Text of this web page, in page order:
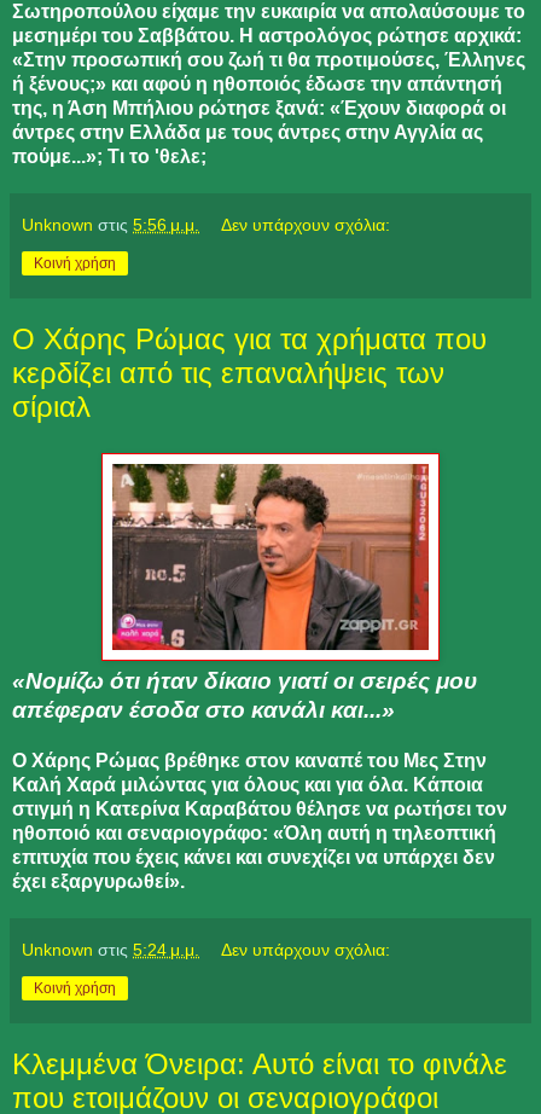
Σωτηροπούλου είχαμε την ευκαιρία να απολαύσουμε το
μεσημέρι του Σαββάτου. Η αστρολόγος ρώτησε αρχικά:
«Στην προσωπική σου ζωή τι θα προτιμούσες, Έλληνες
ή ξένους;» και αφού η ηθοποιός έδωσε την απάντησή
της, η Άση Μπήλιου ρώτησε ξανά: «Έχουν διαφορά οι
άντρες στην Ελλάδα με τους άντρες στην Αγγλία ας
πούμε...»; Τι το 'θελε;
Unknown στις 5:56 μ.μ. Δεν υπάρχουν σχόλια:
Κοινή χρήση
Ο Χάρης Ρώμας για τα χρήματα που
κερδίζει από τις επαναλήψεις των
σίριαλ
«Νομίζω ότι ήταν δίκαιο γιατί οι σειρές μου
απέφεραν έσοδα στο κανάλι και...»
Ο Χάρης Ρώμας βρέθηκε στον καναπέ του Μες Στην
Καλή Χαρά μιλώντας για όλους και για όλα. Κάποια
στιγμή η Κατερίνα Καραβάτου θέλησε να ρωτήσει τον
ηθοποιό και σεναριογράφο: «Όλη αυτή η τηλεοπτική
επιτυχία που έχεις κάνει και συνεχίζει να υπάρχει δεν
έχει εξαργυρωθεί».
Unknown στις 5:24 μ.μ. Δεν υπάρχουν σχόλια:
Κοινή χρήση
Κλεμμένα Όνειρα: Αυτό είναι το φινάλε
που ετοιμάζουν οι σεναριογράφοι